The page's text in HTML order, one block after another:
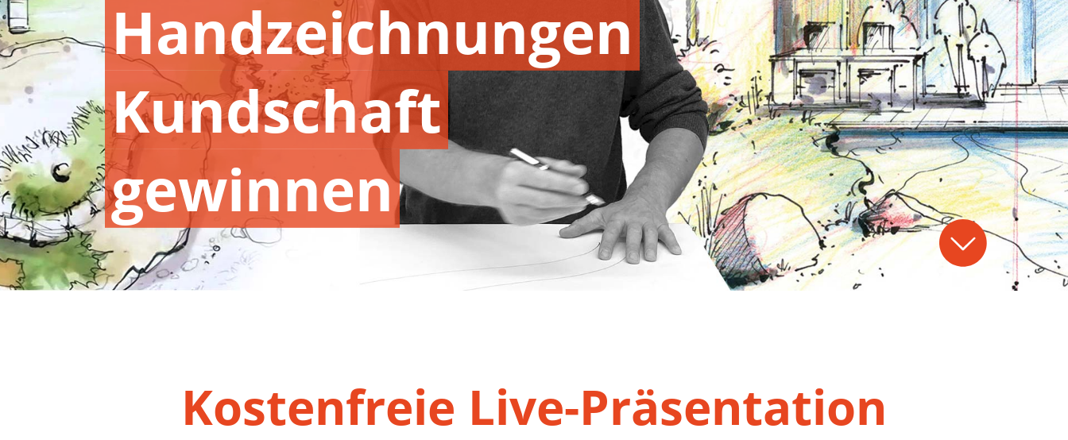
Handzeichnungen
Kundschaft
gewinnen
Kostenfreie Live-Präsentation